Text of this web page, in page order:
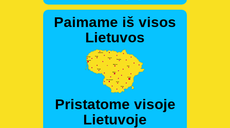
Paimame iš visos
Lietuvos
Pristatome visoje
Lietuvoje